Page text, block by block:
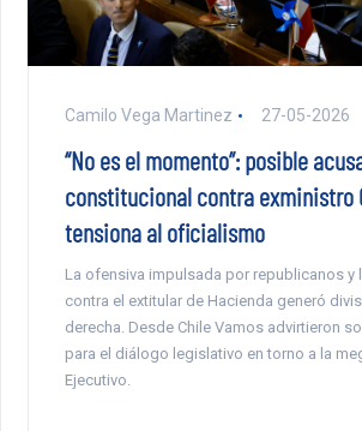
Camilo Vega Martinez 27-05-2026
“No es el momento”: posible
constitucional contra exministro
tensiona al oficialismo
La ofensiva impulsada por republicanos y
contra el extitular de Hacienda generó
derecha. Desde Chile Vamos advirtieron
para el diálogo legislativo en torno a la
Ejecutivo.